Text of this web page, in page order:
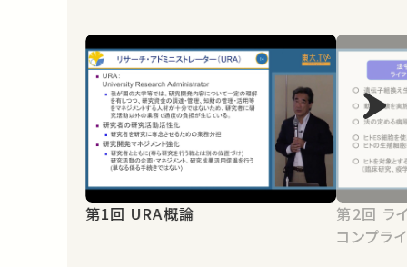
第1回 URA概論
第2回 ライフサイエンス研究における
コンプラ